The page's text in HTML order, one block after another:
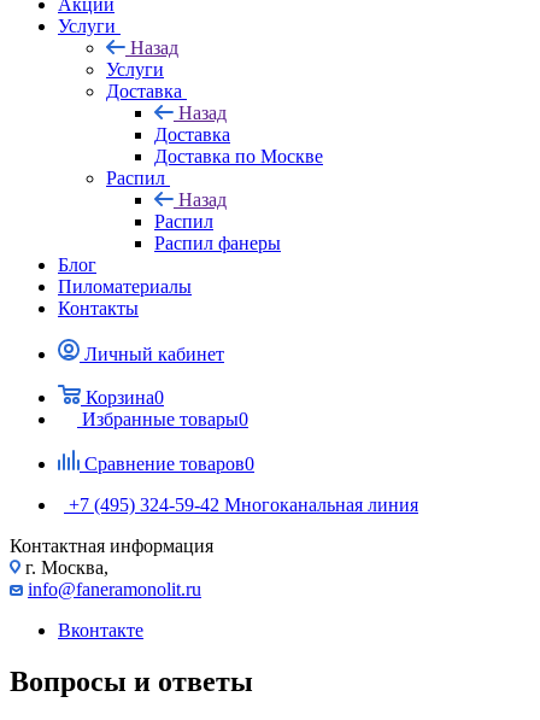
Акции
Услуги
Назад
Услуги
Доставка
Назад
Доставка
Доставка по Москве
Распил
Назад
Распил
Распил фанеры
Блог
Пиломатериалы
Контакты
Личный кабинет
Корзина0
Избранные товары0
Сравнение товаров0
+7 (495) 324-59-42 Многоканальная линия
Контактная информация
г. Москва,
info@faneramonolit.ru
Вконтакте
Вопросы и ответы